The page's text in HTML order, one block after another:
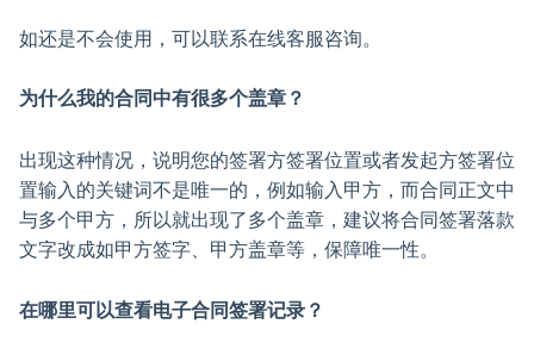
如还是不会使用，可以联系在线客服咨询。
为什么我的合同中有很多个盖章？
出现这种情况，说明您的签署方签署位置或者发起方签署位
置输入的关键词不是唯一的，例如输入甲方，而合同正文中
与多个甲方，所以就出现了多个盖章，建议将合同签署落款
文字改成如甲方签字、甲方盖章等，保障唯一性。
在哪里可以查看电子合同签署记录？